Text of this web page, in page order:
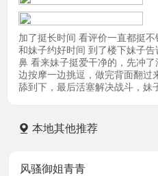
加了挺长时间 看评价一直都挺不
和妹子约好时间 到了楼下妹子
鼻 看来妹子挺爱干净的，先冲
边按摩一边挑逗，做完背面翻过
舔到下，最后活塞解决战斗，妹
本地其他推荐
风骚御姐青青